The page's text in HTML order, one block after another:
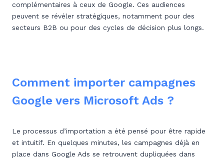
complémentaires à ceux de Google. Ces audiences
peuvent se révéler stratégiques, notamment pour des
secteurs B2B ou pour des cycles de décision plus longs.
Comment importer campagnes
Google vers Microsoft Ads ?
Le processus d’importation a été pensé pour être rapide
et intuitif. En quelques minutes, les campagnes déjà en
place dans Google Ads se retrouvent dupliquées dans